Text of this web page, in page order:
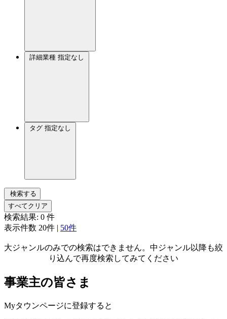
詳細業種 指定なし
タグ 指定なし
検索する
すべてクリア
検索結果: 0 件
表示件数 20件 | 50件
大ジャンルのみでの検索はできません。中ジャンル以降も絞
り込んで再度検索してみてください
事業主の皆さま
Myタウンページに登録すると